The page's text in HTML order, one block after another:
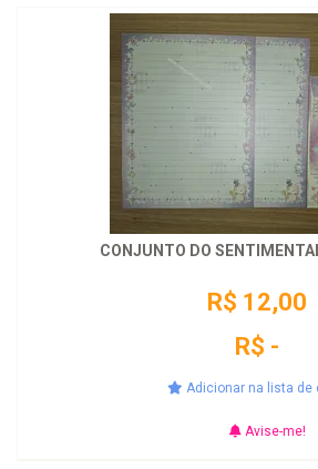
CONJUNTO DO
R$ 12,00
R$ -
Adicionar na lista de
Avise-me!